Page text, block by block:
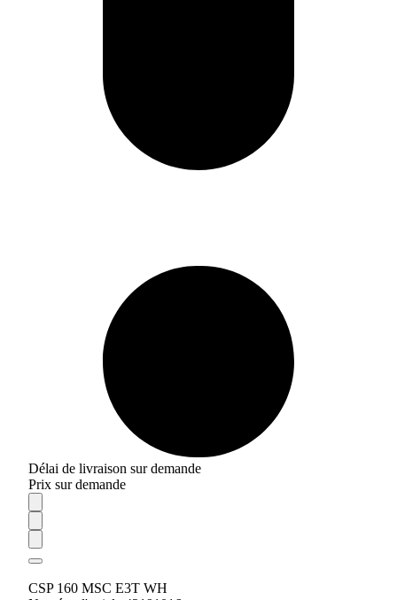
Délai de livraison sur demande
Prix sur demande
CSP 160 MSC E3T WH